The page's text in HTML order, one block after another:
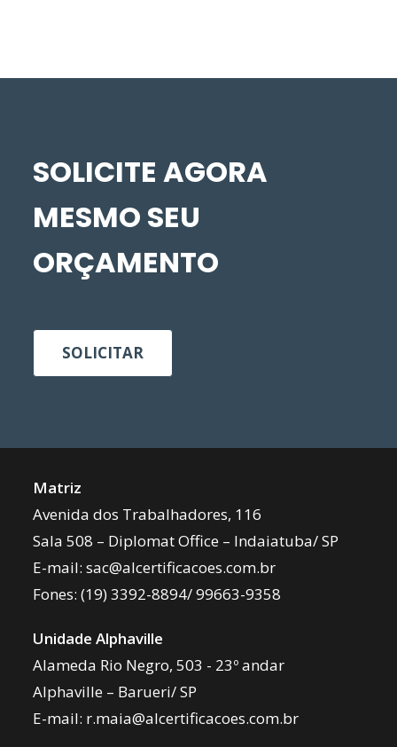
SOLICITE AGORA
MESMO SEU
ORÇAMENTO
SOLICITAR
Matriz
Avenida dos Trabalhadores, 116
Sala 508 – Diplomat Office – Indaiatuba/ SP
E-mail:sac@alcertificacoes.com.br
Fones:(19) 3392-8894/99663-9358
Unidade Alphaville
Alameda Rio Negro, 503 - 23º andar
Alphaville – Barueri/ SP
E-mail: r.maia@alcertificacoes.com.br